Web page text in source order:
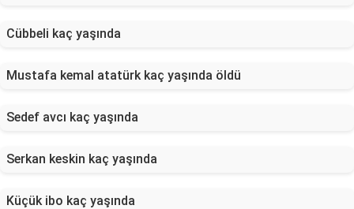
Cübbeli kaç yaşında
Mustafa kemal atatürk kaç yaşında öldü
Sedef avcı kaç yaşında
Serkan keskin kaç yaşında
Küçük ibo kaç yaşında